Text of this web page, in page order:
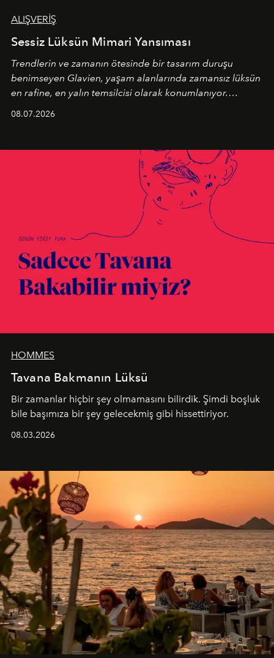
ALIŞVERİŞ
Sessiz Lüksün Mimari Yansıması
Trendlerin ve zamanın ötesinde bir tasarım duruşu
benimseyen Glavien, yaşam alanlarında zamansız lüksün
en rafine, en yalın temsilcisi olarak konumlanıyor.
08.07.2026
HOMMES
Tavana Bakmanın Lüksü
Bir zamanlar hiçbir şey olmamasını bilirdik. Şimdi boşluk
bile başımıza bir şey gelecekmiş gibi hissettiriyor.
08.03.2026